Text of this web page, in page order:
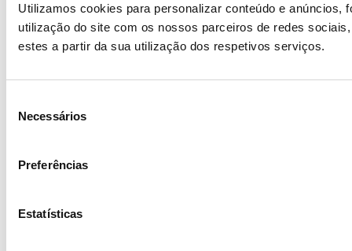
Utilizamos cookies para personalizar conteúdo e anúncios,
utilização do site com os nossos parceiros de redes
estes a partir da sua utilização dos respetivos serviços.
Necessários
Preferências
Estatísticas